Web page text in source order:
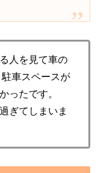
人を見て車の
車スペースが
ったです。
ぎてしまいま